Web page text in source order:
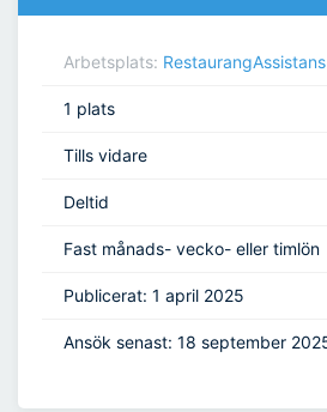
Arbetsplats: RestaurangAssistans
1 plats
Tills vidare
Deltid
Fast månads- vecko- eller timlön
Publicerat: 1 april 2025
Ansök senast: 18 september